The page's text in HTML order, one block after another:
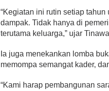
a
n
t
,
T
P
“Kegiatan ini rutin setiap
dampak. Tidak hanya di
terutama keluarga,” ujar
Ia juga menekankan lomba
memompa semangat kader,
“Kami harap pembangunan